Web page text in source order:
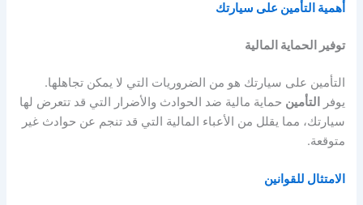
أهمية التأمين على سيارتك
توفير الحماية المالية
التأمين على سيارتك هو من الضروريات التي لا يمكن تجاهلها.
يوفر
التأمين حماية مالية ضد الحوادث والأضرار التي قد تتعرض لها
سيارتك، مما يقلل من الأعباء المالية التي قد تنجم عن حوادث غير
متوقعة.
الامتثال للقوانين